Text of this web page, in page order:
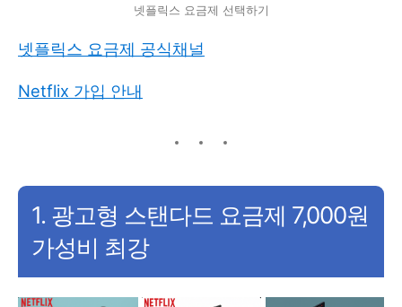
넷플릭스 요금제 선택하기
넷플릭스 요금제 공식채널
Netflix 가입 안내
1. 광고형 스탠다드 요금제 7,000원
가성비 최강